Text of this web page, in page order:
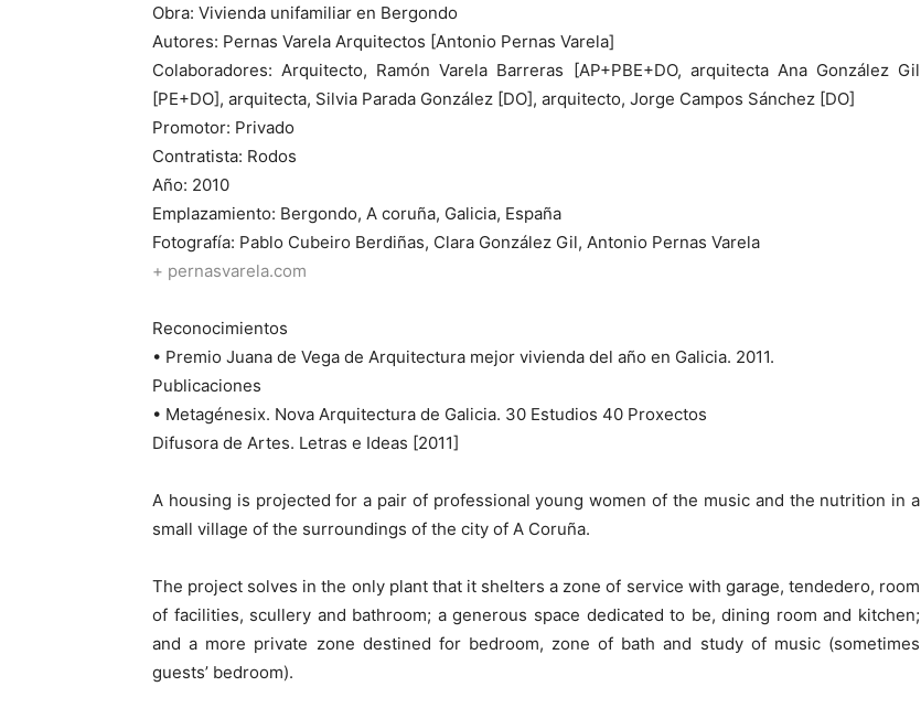
Obra: Vivienda unifamiliar en Bergondo
Autores: Pernas Varela Arquitectos [Antonio Pernas Varela]
Colaboradores: Arquitecto, Ramón Varela Barreras [AP+PBE+DO, arquitecta Ana González Gil
[PE+DO], arquitecta, Silvia Parada González [DO], arquitecto, Jorge Campos Sánchez [DO]
Promotor: Privado
Contratista: Rodos
Año: 2010
Emplazamiento: Bergondo, A coruña, Galicia, España
Fotografía: Pablo Cubeiro Berdiñas, Clara González Gil, Antonio Pernas Varela
+ pernasvarela.com
Reconocimientos
• Premio Juana de Vega de Arquitectura mejor vivienda del año en Galicia. 2011.
Publicaciones
• Metagénesix. Nova Arquitectura de Galicia. 30 Estudios 40 Proxectos
Difusora de Artes. Letras e Ideas [2011]
A housing is projected for a pair of professional young women of the music and the nutrition in a
small village of the surroundings of the city of A Coruña.
The project solves in the only plant that it shelters a zone of service with garage, tendedero, room
of facilities, scullery and bathroom; a generous space dedicated to be, dining room and kitchen;
and a more private zone destined for bedroom, zone of bath and study of music (sometimes
guests’ bedroom).